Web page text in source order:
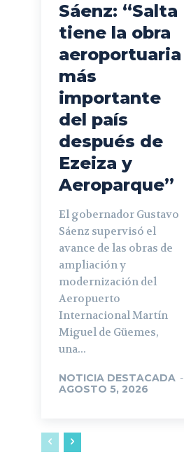
Sáenz: “Salta
tiene la obra
aeroportuaria
más
importante
del país
después de
Ezeiza y
Aeroparque”
El gobernador Gustavo
Sáenz supervisó el
avance de las obras de
ampliación y
modernización del
Aeropuerto
Internacional Martín
Miguel de Güemes,
una...
NOTICIA DESTACADA -
AGOSTO 5, 2026